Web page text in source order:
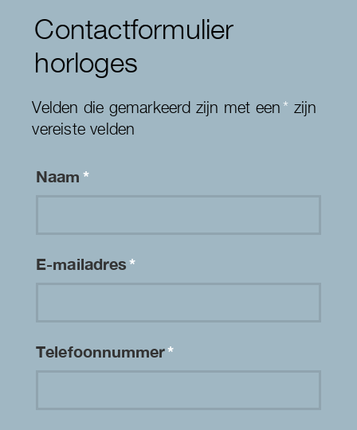
Contactformulier
horloges
Velden die gemarkeerd zijn met een* zijn
vereiste velden
Naam*
E-mailadres*
Telefoonnummer*